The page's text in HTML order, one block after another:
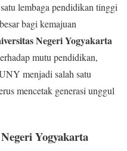
lembaga pendidikan tinggi
bagi kemajuan
Negeri Yogyakarta
mutu pendidikan,
menjadi salah satu
mencetak generasi unggul
Yogyakarta